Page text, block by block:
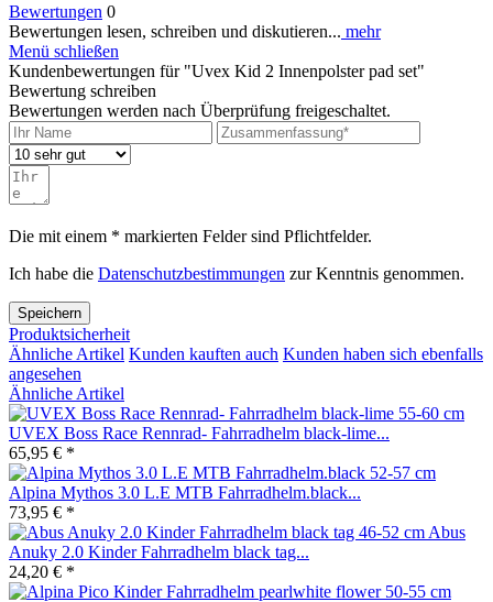
Bewertungen 0
Bewertungen lesen, schreiben und diskutieren... mehr
Menü schließen
Kundenbewertungen für "Uvex Kid 2 Innenpolster pad set"
Bewertung schreiben
Bewertungen werden nach Überprüfung freigeschaltet.
Die mit einem * markierten Felder sind Pflichtfelder.
Ich habe die Datenschutzbestimmungen zur Kenntnis genommen.
Speichern
Produktsicherheit
Ähnliche Artikel Kunden kauften auch Kunden haben sich ebenfalls
angesehen
Ähnliche Artikel
UVEX Boss Race Rennrad- Fahrradhelm black-lime...
65,95 € *
Alpina Mythos 3.0 L.E MTB Fahrradhelm.black...
73,95 € *
Abus
Anuky 2.0 Kinder Fahrradhelm black tag...
24,20 € *